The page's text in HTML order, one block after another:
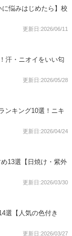
悩みはじめたら】校
更新日:2026/06/11
汗・ニオイをいい匂
更新日:2026/05/28
ンキング10選！ニキ
更新日:2026/04/24
13選【日焼け・紫外
更新日:2026/03/30
選【人気の色付き
更新日:2026/03/27